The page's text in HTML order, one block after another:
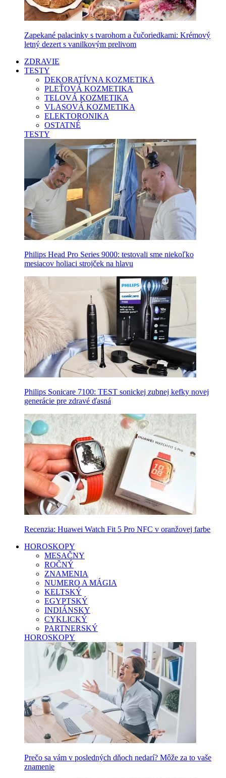
Zapekané palacinky s tvarohom a čučoriedkami: Krémový
letný dezert s vanilkovým prelivom
ZDRAVIE
TESTY
DEKORATÍVNA KOZMETIKA
PLEŤOVÁ KOZMETIKA
TELOVÁ KOZMETIKA
VLASOVÁ KOZMETIKA
ELEKTORONIKA
OSTATNÉ
TESTY
Philips Head Pro Series 9000: testovali sme niekoľko
mesiacov holiaci strojček na hlavu
Philips Sonicare 7100: TEST sonickej zubnej kefky novej
generácie pre zdravé ďasná
Recenzia: Huawei Watch Fit 5 Pro NFC v oranžovej farbe
HOROSKOPY
MESAČNY
ROČNÝ
ZNAMENIA
NUMERO A MÁGIA
KELTSKÝ
EGYPTSKÝ
INDIÁNSKY
CYKLICKÝ
PARTNERSKÝ
HOROSKOPY
Prečo sa vám v posledných dňoch nedarí? Môže za to vaše
znamenie